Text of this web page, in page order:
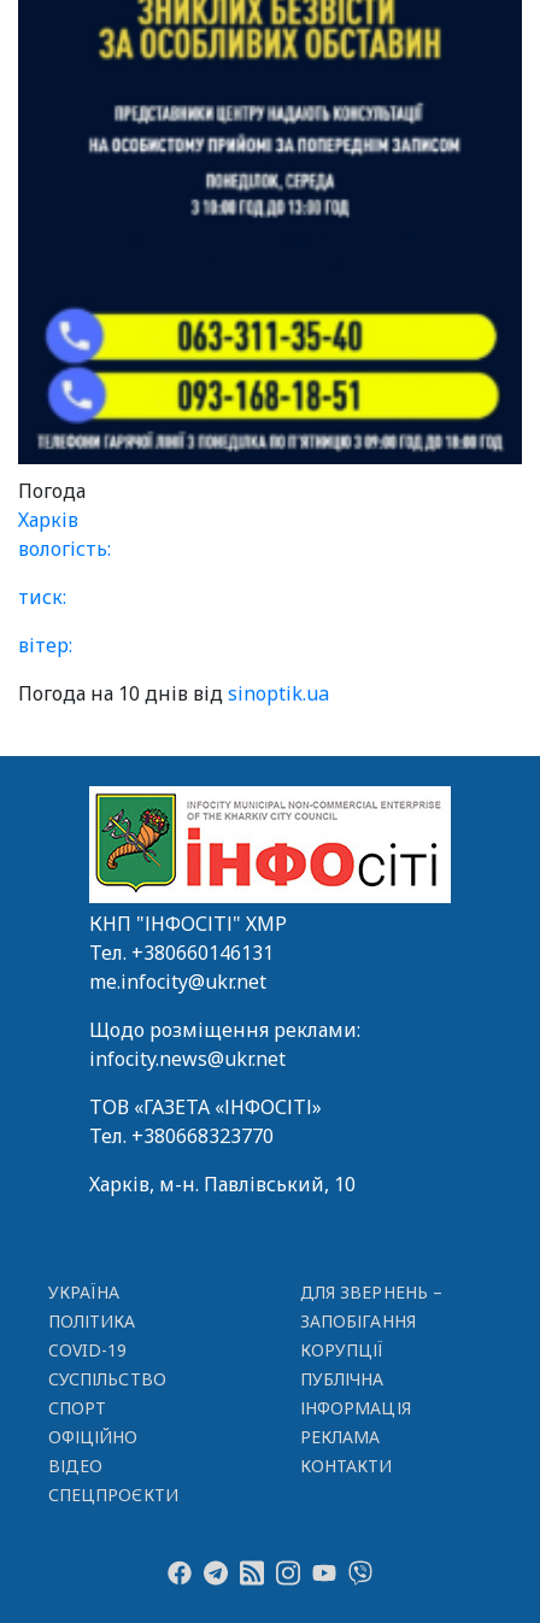
Погода
Харків
вологість:
тиск:
вітер:
Погода на 10 днів відsinoptik.ua
КНП "ІНФОСІТІ" ХМР
Тел. +380660146131
me.infocity@ukr.net
Щодо розміщення реклами:
infocity.news@ukr.net
ТОВ «ГАЗЕТА «ІНФОСІТІ»
Тел. +380668323770
Харків, м-н. Павлівський, 10
УКРАЇНА
ПОЛІТИКА
COVID-19
СУСПІЛЬСТВО
СПОРТ
ОФІЦІЙНО
ВІДЕО
СПЕЦПРОЄКТИ
ДЛЯ ЗВЕРНЕНЬ –
ЗАПОБІГАННЯ
КОРУПЦІЇ
ПУБЛІЧНА
ІНФОРМАЦІЯ
РЕКЛАМА
КОНТАКТИ